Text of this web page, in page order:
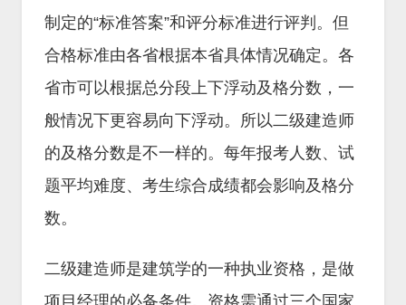
制定的“标准答案”和评分标准进行评判。但
合格标准由各省根据本省具体情况确定。各
省市可以根据总分段上下浮动及格分数，一
般情况下更容易向下浮动。所以二级建造师
的及格分数是不一样的。每年报考人数、试
题平均难度、考生综合成绩都会影响及格分
数。
二级建造师是建筑学的一种执业资格，是做
项目经理的必备条件。资格需通过三个国家